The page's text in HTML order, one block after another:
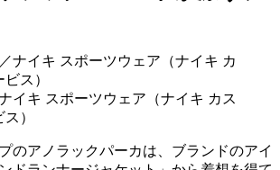
イキ スポーツウェア（ナイキ カス
）
のアノラックパーカは、ブランドのアイ